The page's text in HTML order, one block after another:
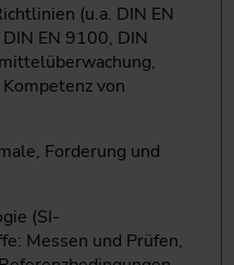
(u.a. DIN EN
EN 9100, DIN
von
Forderung und
(SI-
Messen und Prüfen,